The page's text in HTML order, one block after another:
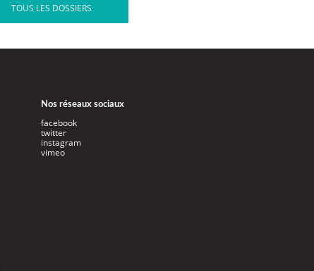
TOUS LES DOSSIERS
Nos réseaux sociaux
facebook
twitter
instagram
vimeo